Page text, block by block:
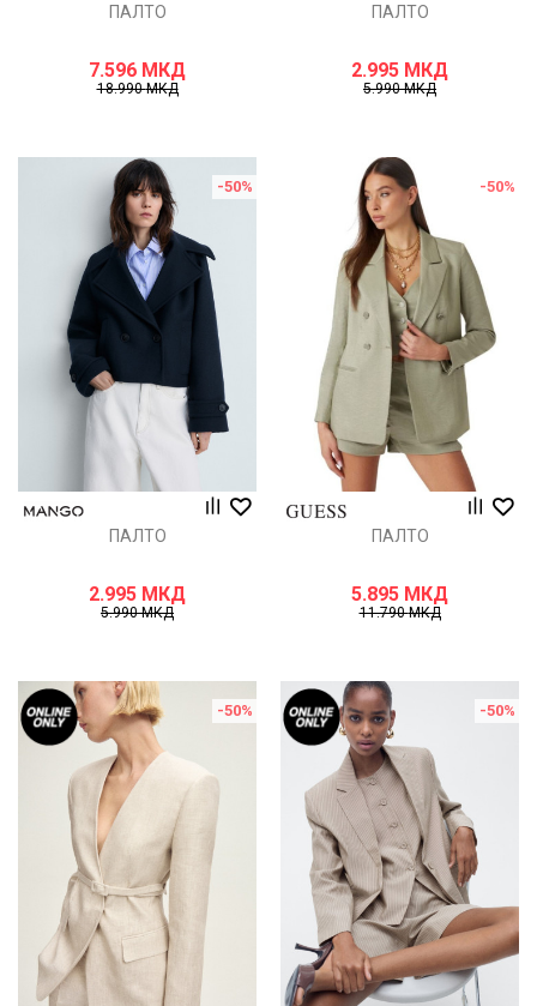
ПАЛТО
7.596 МКД
18.990МКД
ПАЛТО
2.995 МКД
5.990МКД
-50%
ПАЛТО
2.995 МКД
5.990МКД
-50%
ПАЛТО
5.895 МКД
11.790МКД
-50% -50%